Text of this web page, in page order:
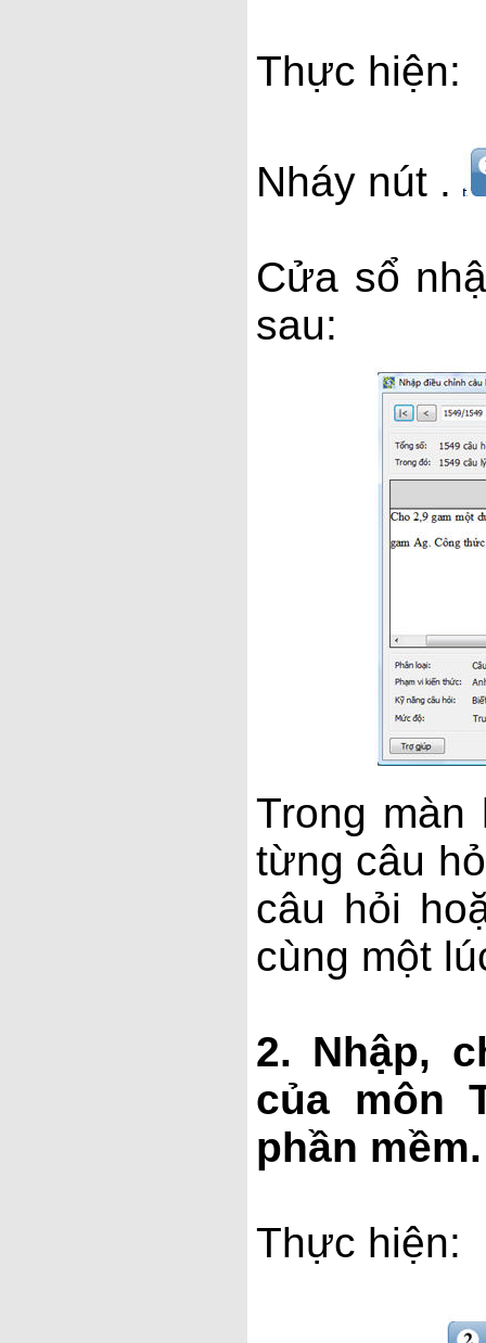
Thực hiện:
Nháy nút .
Cửa sổ
sau:
Trong
từng câu
câu hỏi
cùng một
2. Nhập,
của môn
phần mềm.
Thực hiện: